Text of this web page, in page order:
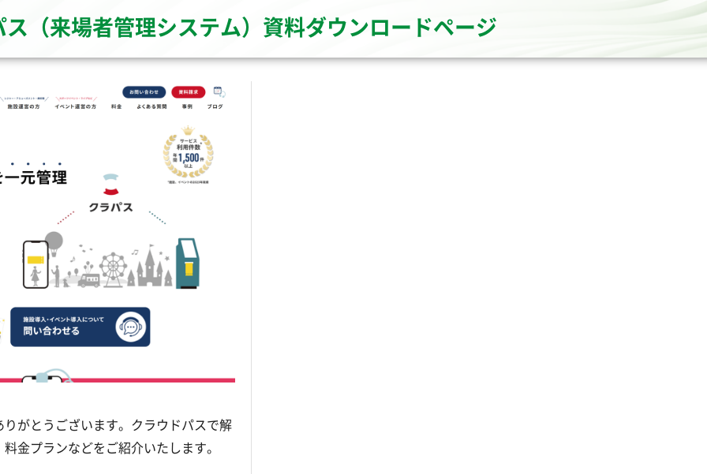
（来場者管理システム）資料ダウンロードページ
がとうございます。クラウドパスで解
金プランなどをご紹介いたします。